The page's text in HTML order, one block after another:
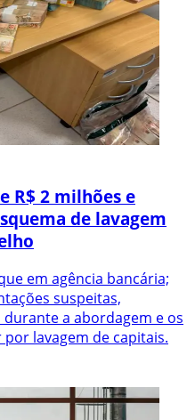
R$ 2 milhões e
de lavagem
em agência bancária;
suspeitas,
a abordagem e os
lavagem de capitais.